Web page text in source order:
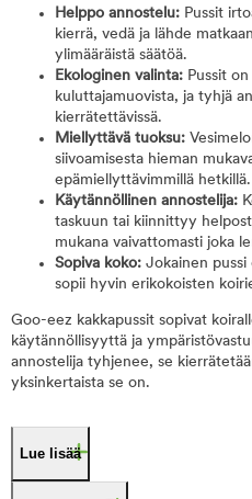
Helppo annostelu: Pussit
kierrä, vedä ja lähde
ylimääräistä säätöä.
Ekologinen valinta: Pussit
kuluttajamuovista, ja tyhjä
kierrätettävissä.
Miellyttävä tuoksu:
siivoamisesta hieman
epämiellyttävimmillä hetkillä.
Käytännöllinen annostelija:
taskuun tai kiinnittyy
mukana vaivattomasti joka
Sopiva koko: Jokainen pussi
sopii hyvin erikokoisten
Goo-eez kakkapussit sopivat
käytännöllisyyttä ja
annostelija tyhjenee, se
yksinkertaista se on.
Lue lisää